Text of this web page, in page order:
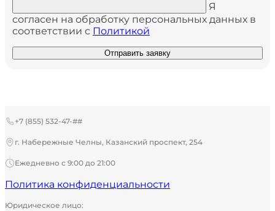
Я
согласен на обработку персональных данных в
соответствии с Политикой
Отправить заявку
+7 (855) 532-47-##
г. Набережные Челны, Казанский проспект, 254
Ежедневно с 9:00 до 21:00
Политика конфиденциальности
Юридическое лицо: